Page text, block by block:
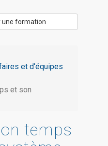
une formation
et d'équipes
et son
temps